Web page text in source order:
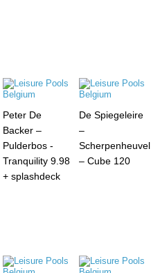
Peter De
Backer –
Pulderbos -
Tranquility 9.98
+ splashdeck
De Spiegeleire
–
Scherpenheuvel
– Cube 120